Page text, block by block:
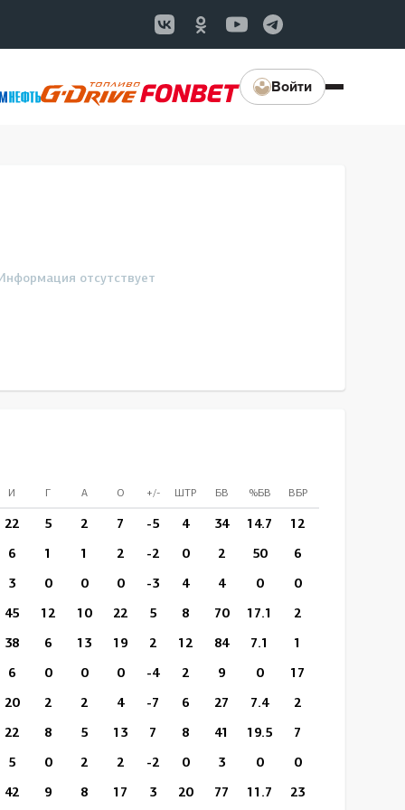
Войти
отсутствует
И Г А О +/- ШТР БВ %БВ ВБР
22 5 2 7 -5 4 34 14.7 12
6 1 1 2 -2 0 2 50 6
3 0 0 0 -3 4 4 0 0
45 12 10 22 5 8 70 17.1 2
38 6 13 19 2 12 84 7.1 1
6 0 0 0 -4 2 9 0 17
20 2 2 4 -7 6 27 7.4 2
22 8 5 13 7 8 41 19.5 7
5 0 2 2 -2 0 3 0 0
42 9 8 17 3 20 77 11.7 23